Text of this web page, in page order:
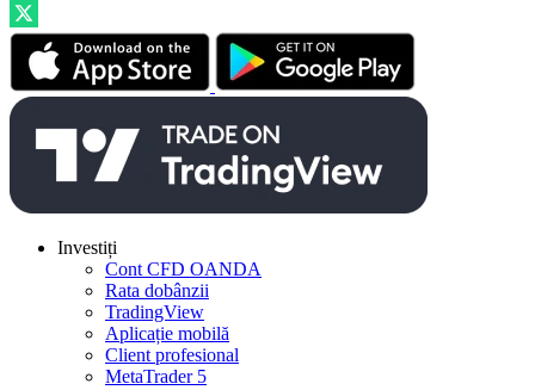
Investiți
Cont CFD OANDA
Rata dobânzii
TradingView
Aplicație mobilă
Client profesional
MetaTrader 5